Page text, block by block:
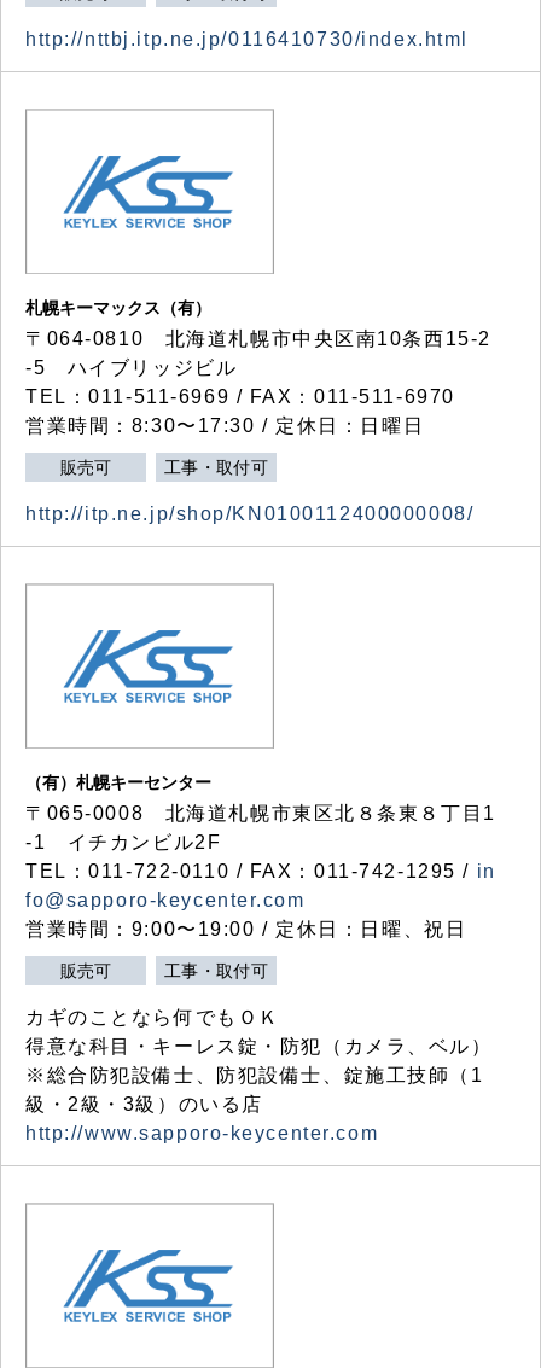
http://nttbj.itp.ne.jp/0116410730/index.html
札幌キーマックス（有）
〒064-0810 北海道札幌市中央区南10条西15-2
-5 ハイブリッジビル
TEL：011-511-6969 / FAX：011-511-6970
営業時間：8:30〜17:30 / 定休日：日曜日
販売可 工事・取付可
http://itp.ne.jp/shop/KN0100112400000008/
（有）札幌キーセンター
〒065-0008 北海道札幌市東区北８条東８丁目1
-1 イチカンビル2F
TEL：011-722-0110 / FAX：011-742-1295 / in
fo@sapporo-keycenter.com
営業時間：9:00〜19:00 / 定休日：日曜、祝日
販売可 工事・取付可
カギのことなら何でもＯＫ
得意な科目・キーレス錠・防犯（カメラ、ベル）
※総合防犯設備士、防犯設備士、錠施工技師（1
級・2級・3級）のいる店
http://www.sapporo-keycenter.com